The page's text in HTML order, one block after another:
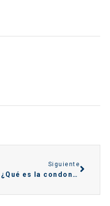
Siguiente
¿Qué es la condonación de deuda?